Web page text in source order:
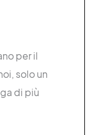
per il
solo un
di più